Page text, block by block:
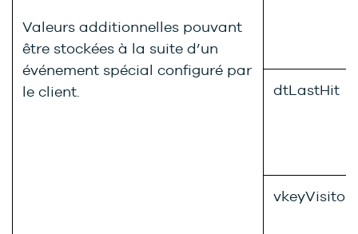
Valeurs additionnelles pouvant
être stockées à la suite d’un
événement spécial configuré par
le client.
dtLastHit
vkeyVisitor